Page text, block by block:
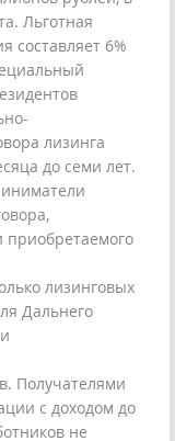
Льготная
составляет 6%
лизинга
до семи лет.
приобретаемого
лизинговых
Дальнего
Получателями
с доходом до
не